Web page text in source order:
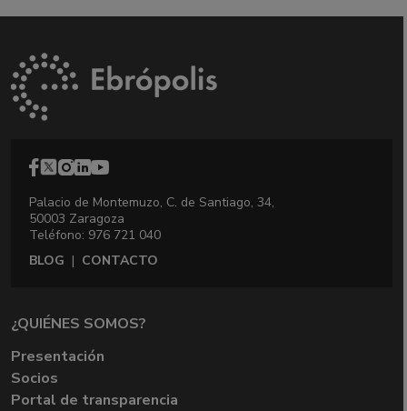
Palacio de Montemuzo, C. de Santiago, 34,
50003 Zaragoza
Teléfono: 976 721 040
BLOG | CONTACTO
¿QUIÉNES SOMOS?
Presentación
Socios
Portal de transparencia